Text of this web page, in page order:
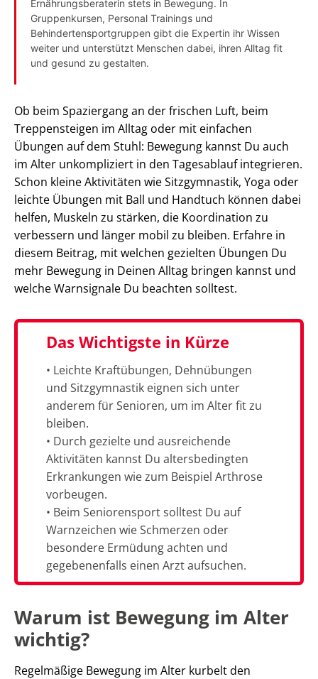
Ernährungsberaterin stets in Bewegung. In
Gruppenkursen, Personal Trainings und
Behindertensportgruppen gibt die Expertin ihr Wissen
weiter und unterstützt Menschen dabei, ihren Alltag fit
und gesund zu gestalten.
Ob beim Spaziergang an der frischen Luft, beim
Treppensteigen im Alltag oder mit einfachen
Übungen auf dem Stuhl: Bewegung kannst Du auch
im Alter unkompliziert in den Tagesablauf integrieren.
Schon kleine Aktivitäten wie Sitzgymnastik, Yoga oder
leichte Übungen mit Ball und Handtuch können dabei
helfen, Muskeln zu stärken, die Koordination zu
verbessern und länger mobil zu bleiben. Erfahre in
diesem Beitrag, mit welchen gezielten Übungen Du
mehr Bewegung in Deinen Alltag bringen kannst und
welche Warnsignale Du beachten solltest.
Das Wichtigste in Kürze
• Leichte Kraftübungen, Dehnübungen
und Sitzgymnastik eignen sich unter
anderem für Senioren, um im Alter fit zu
bleiben.
• Durch gezielte und ausreichende
Aktivitäten kannst Du altersbedingten
Erkrankungen wie zum Beispiel Arthrose
vorbeugen.
• Beim Seniorensport solltest Du auf
Warnzeichen wie Schmerzen oder
besondere Ermüdung achten und
gegebenenfalls einen Arzt aufsuchen.
Warum ist Bewegung im Alter
wichtig?
Regelmäßige Bewegung im Alter kurbelt den